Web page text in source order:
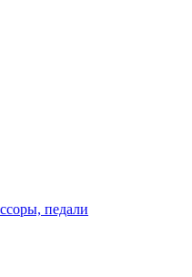
педали